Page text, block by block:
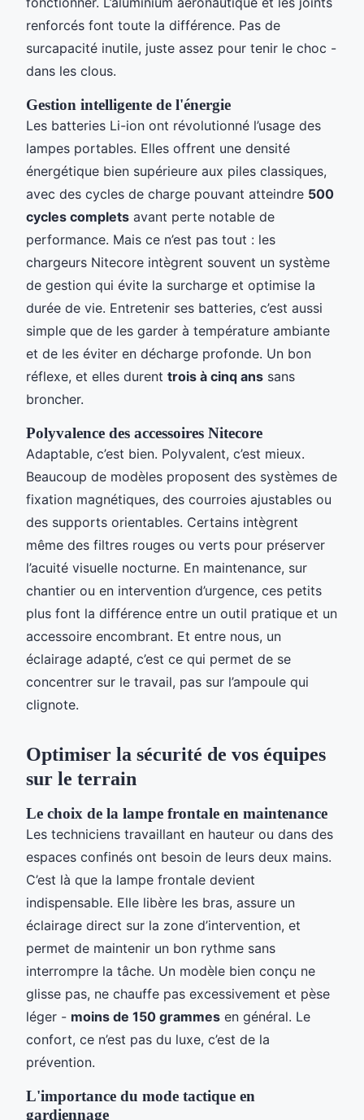
renforcés font toute la différence. Pas de
surcapacité inutile, juste assez pour tenir le choc -
dans les clous.
Gestion intelligente de l'énergie
Les batteries Li-ion ont révolutionné l’usage des
lampes portables. Elles offrent une densité
énergétique bien supérieure aux piles classiques,
avec des cycles de charge pouvant atteindre 500
cycles complets avant perte notable de
performance. Mais ce n’est pas tout : les
chargeurs Nitecore intègrent souvent un système
de gestion qui évite la surcharge et optimise la
durée de vie. Entretenir ses batteries, c’est aussi
simple que de les garder à température ambiante
et de les éviter en décharge profonde. Un bon
réflexe, et elles durent trois à cinq ans sans
broncher.
Polyvalence des accessoires Nitecore
Adaptable, c’est bien. Polyvalent, c’est mieux.
Beaucoup de modèles proposent des systèmes de
fixation magnétiques, des courroies ajustables ou
des supports orientables. Certains intègrent
même des filtres rouges ou verts pour préserver
l’acuité visuelle nocturne. En maintenance, sur
chantier ou en intervention d’urgence, ces petits
plus font la différence entre un outil pratique et un
accessoire encombrant. Et entre nous, un
éclairage adapté, c’est ce qui permet de se
concentrer sur le travail, pas sur l’ampoule qui
clignote.
Optimiser la sécurité de vos équipes
sur le terrain
Le choix de la lampe frontale en maintenance
Les techniciens travaillant en hauteur ou dans des
espaces confinés ont besoin de leurs deux mains.
C’est là que la lampe frontale devient
indispensable. Elle libère les bras, assure un
éclairage direct sur la zone d’intervention, et
permet de maintenir un bon rythme sans
interrompre la tâche. Un modèle bien conçu ne
glisse pas, ne chauffe pas excessivement et pèse
léger - moins de 150 grammes en général. Le
confort, ce n’est pas du luxe, c’est de la
prévention.
L'importance du mode tactique en
gardiennage